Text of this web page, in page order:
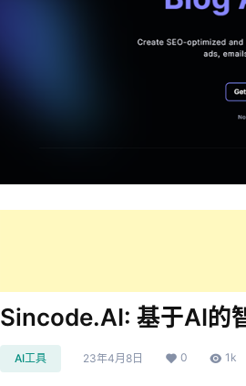
Sincode.AI: 基于AI的
AI工具 23年4月8日 0 1k